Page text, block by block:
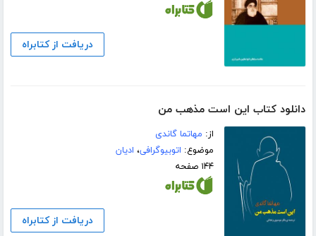
دریافت از کتابراه
دانلود کتاب این است مذهب من
از: مهاتما گاندی
موضوع: اتوبیوگرافی، ادیان
۱۴۴ صفحه
دریافت از کتابراه